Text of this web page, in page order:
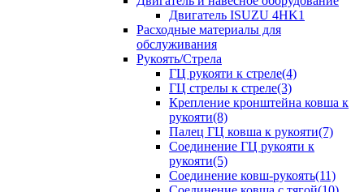
Двигатель ISUZU 4HK1
Расходные материалы для
обслуживания
Рукоять/Стрела
ГЦ рукояти к стреле(4)
ГЦ стрелы к стреле(3)
Крепление кронштейна ковша к
рукояти(8)
Палец ГЦ ковша к рукояти(7)
Соединение ГЦ рукояти к
рукояти(5)
Соединение ковш-рукоять(11)